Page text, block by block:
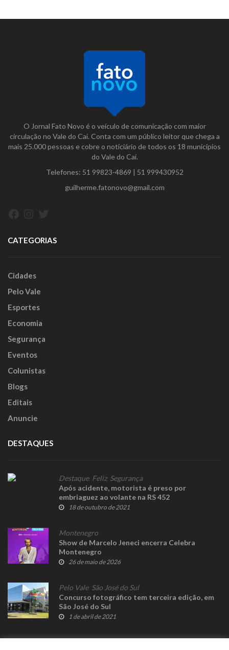
O Jornal Fato Novo é o veículo de comunicação com maior
circulação no Vale do Caí. Conta com um público leitor que chega a
mais 25.000 pessoas e cobre o noticiário de todos os 18 municípios
do Vale do Caí.
Telefones: 51 99823-4869 | 51 999430952
guilherme.fatonovo@gmail.com
CATEGORIAS
Cidades
Pelo Vale
Esportes
Economia
Segurança
Eventos
Colunistas
Blogs
Editais
Anuncie
DESTAQUES
Destaque, Feliz, Segurança
Após acidente, motorista é preso por
embriaguez ao volante na RS 452
18 de outubro de 2021
Montenegro
Show de Marcelo Jeneci encerra Celebra
Montenegro
26 de maio de 2026
Pelo Vale, São José do Sul
Concurso fotográfico tem terceira edição, em
São José do Sul
1 de abril de 2021